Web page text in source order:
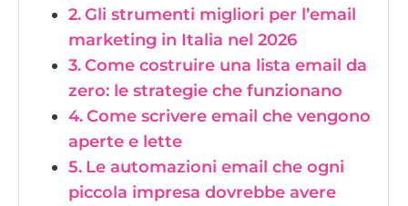
Gli strumenti migliori per l’email
marketing in Italia nel 2026
Come costruire una lista email da
zero: le strategie che funzionano
Come scrivere email che vengono
aperte e lette
Le automazioni email che ogni
piccola impresa dovrebbe avere